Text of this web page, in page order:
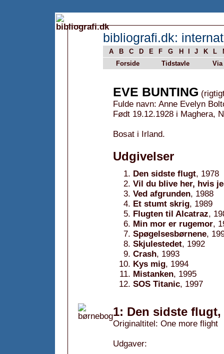
bibliografi.dk:
A B C D E F G H J K L
Forside
Tidstavle Via
EVE BUNTING
Fulde navn: Anne Evelyn
Født 19.12.1928 i Maghera,
Bosat i Irland.
Udgivelser
Den sidste flugt, 1978
Vil du blive her, hvis
Ved afgrunden, 1988
Et stumt skrig, 1989
Flugten til Alcatraz,
Min mor er rugemor,
Spøgelsesbørnene,
Skjulestedet, 1992
Crash, 1993
Kys mig, 1994
Mistanken, 1995
SOS Titanic, 1997
1: Den sidste flugt,
Originaltitel: One more flight
Udgaver: